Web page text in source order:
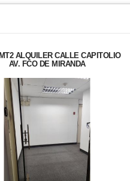
ALQUILER CALLE CAPITOLIO
AV. FCO DE MIRANDA